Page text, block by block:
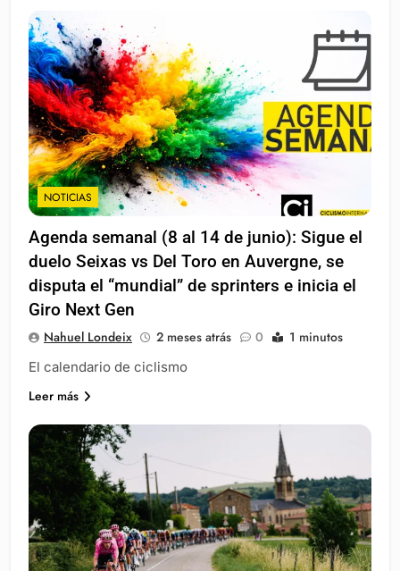
NOTICIAS
Agenda semanal (8 al 14 de junio): Sigue el
duelo Seixas vs Del Toro en Auvergne, se
disputa el “mundial” de sprinters e inicia el
Giro Next Gen
Nahuel Londeix 2 meses atrás 0 1 minutos
El calendario de ciclismo
Leer más